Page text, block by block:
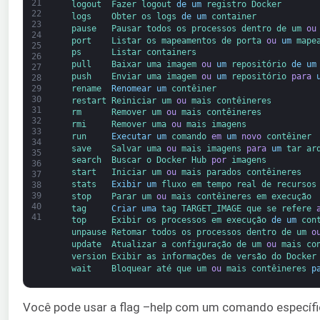
21
22
23
24
25
26
27
28
29
30
31
32
33
34
35
36
37
38
39
40
41
logout
Fazer logout de um registro
Docker
logs Obter os logs de um
container
pause
Pausar todos os processos dentro de um ou
port
Listar os mapeamentos de porta ou um
ps
Listar containers
pull
Baixar uma imagem ou um repositório de
um
push
Enviar uma imagem ou um repositório para
rename Renomear um
contêiner
restart Reiniciar um ou mais
contêineres
rm
Remover um ou mais
contêineres
rmi
Remover uma ou mais
imagens
run
Executar um comando em um novo
contêiner
save Salvar uma ou mais imagens para um tar
search
Buscar o Docker Hub por
imagens
start
Iniciar um ou mais parados
contêineres
stats
Exibir um fluxo em tempo real de
stop
Parar um ou mais contêineres em execução
tag Criar uma tag TARGET_IMAGE que se refere
top
Exibir os processos em execução de um
unpause
Retomar todos os processos dentro de um
update Atualizar a configuração de um ou mais
version Exibir as informações de versão do Docker
wait
Bloquear até que um ou mais contêineres
Você pode usar a flag –help com um comando